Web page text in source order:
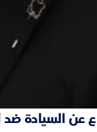
عن السيادة